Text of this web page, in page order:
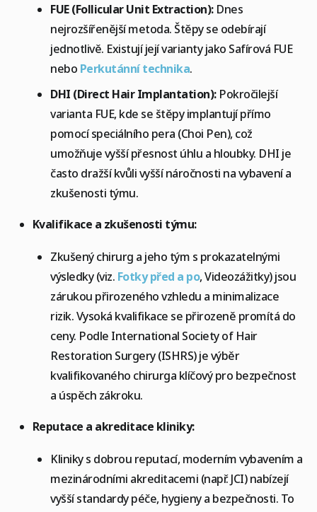
FUE (Follicular Unit Extraction):Dnes
nejrozšířenější metoda. Štěpy se odebírají
jednotlivě. Existují její varianty jako Safírová FUE
nebo Perkutánní technika.
DHI (Direct Hair Implantation):Pokročilejší
varianta FUE, kde se štěpy implantují přímo
pomocí speciálního pera (Choi Pen), což
umožňuje vyšší přesnost úhlu a hloubky. DHI je
často dražší kvůli vyšší náročnosti na vybavení a
zkušenosti týmu.
Kvalifikace a zkušenosti týmu:
Zkušený chirurg a jeho tým s prokazatelnými
výsledky (viz. Fotky před a po, Videozážitky) jsou
zárukou přirozeného vzhledu a minimalizace
rizik. Vysoká kvalifikace se přirozeně promítá do
ceny. Podle International Society of Hair
Restoration Surgery (ISHRS) je výběr
kvalifikovaného chirurga klíčový pro bezpečnost
a úspěch zákroku.
Reputace a akreditace kliniky:
Kliniky s dobrou reputací, moderním vybavením a
mezinárodními akreditacemi (např. JCI) nabízejí
vyšší standardy péče, hygieny a bezpečnosti. To